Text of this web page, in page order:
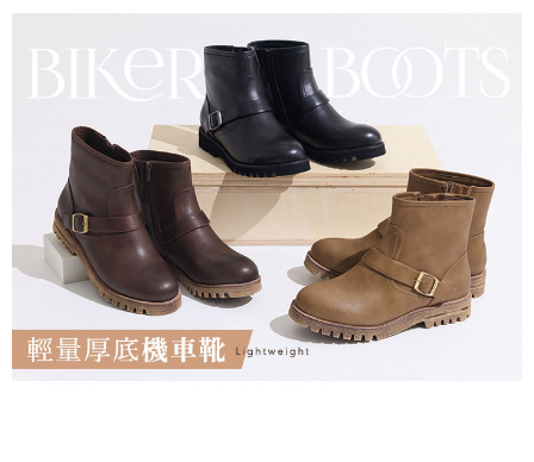
每筆NT$9,999
每筆NT$70，滿NT$999(含以上)免運費
付款後7-11取貨
每筆NT$70，滿NT$999(含以上)免運費
黑貓宅急便
每筆NT$70，滿NT$999(含以上)免運費
海外配送 查看運費